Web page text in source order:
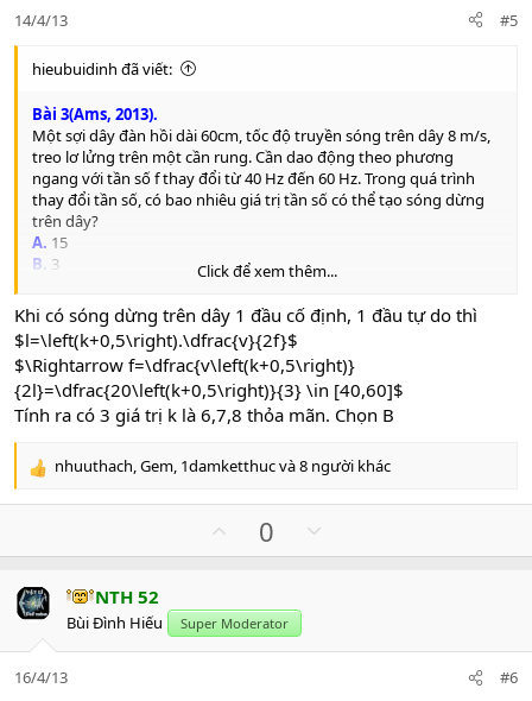
14/4/13 #5
hieubuidinh đã viết:
Bài 3(Ams, 2013).
Một sợi dây đàn hồi dài 60cm, tốc độ truyền sóng trên dây 8 m/s,
treo lơ lửng trên một cần rung. Cần dao động theo phương
ngang với tần số f thay đổi từ 40 Hz đến 60 Hz. Trong quá trình
thay đổi tần số, có bao nhiêu giá trị tần số có thể tạo sóng dừng
trên dây?
A. 15
B. 3
D.
7
Click để xem thêm...
Khi có sóng dừng trên dây 1 đầu cố định, 1 đầu tự do thì
$l=\left(k+0,5\right).\dfrac{v}{2f}$
$\Rightarrow f=\dfrac{v\left(k+0,5\right)}
{2l}=\dfrac{20\left(k+0,5\right)}{3} \in [40,60]$
Tính ra có 3 giá trị k là 6,7,8 thỏa mãn. Chọn B
R
t
i
o
n
s
:
nhuuthach,Gem, 1damketthucvà 8 người khác
p
o
t
e
0
o
o
NTH 52
Bùi Đình Hiếu Super Moderator
16/4/13 #6